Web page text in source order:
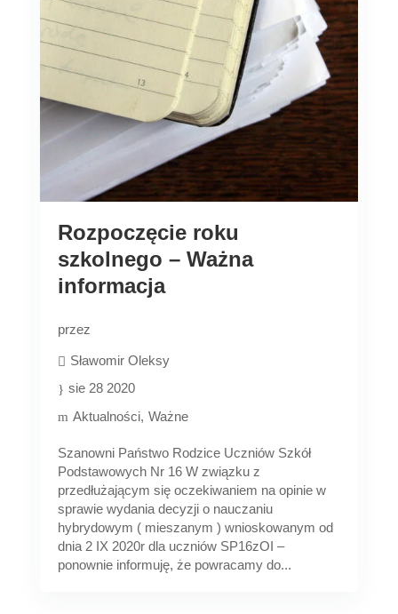
Rozpoczęcie roku
szkolnego – Ważna
informacja
przez
Sławomir Oleksy
sie 28 2020
Aktualności Ważne
Szanowni Państwo Rodzice Uczniów Szkół
Podstawowych Nr 16 W związku z
przedłużającym się oczekiwaniem na opinie w
sprawie wydania decyzji o nauczaniu
hybrydowym ( mieszanym ) wnioskowanym od
dnia 2 IX 2020r dla uczniów SP16zOI –
ponownie informuję, że powracamy do...